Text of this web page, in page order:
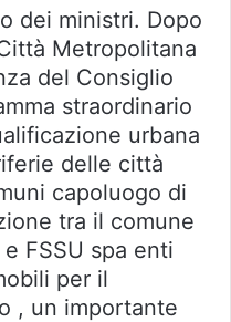
dei ministri. Dopo
Metropolitana
del Consiglio
straordinario
urbana
delle città
capoluogo di
tra il comune
e FSSU spa enti
per il
, un importante